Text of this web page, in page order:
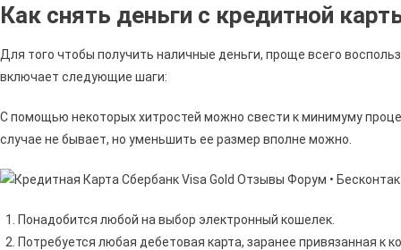
Как снять деньги с кредитной
Для того чтобы получить наличные деньги, проще всего
включает следующие шаги:
С помощью некоторых хитростей можно свести к минимуму
случае не бывает, но уменьшить ее размер вполне можно.
Понадобится любой на выбор электронный кошелек.
Потребуется любая дебетовая карта, заранее привязанная к